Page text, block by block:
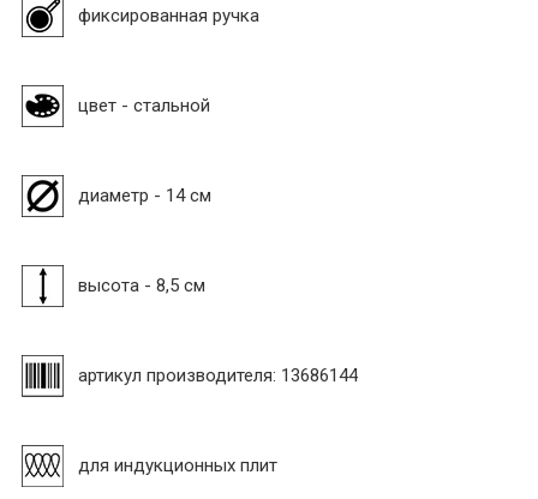
фиксированная ручка
цвет - стальной
диаметр - 14 см
высота - 8,5 см
артикул производителя: 13686144
для индукционных плит